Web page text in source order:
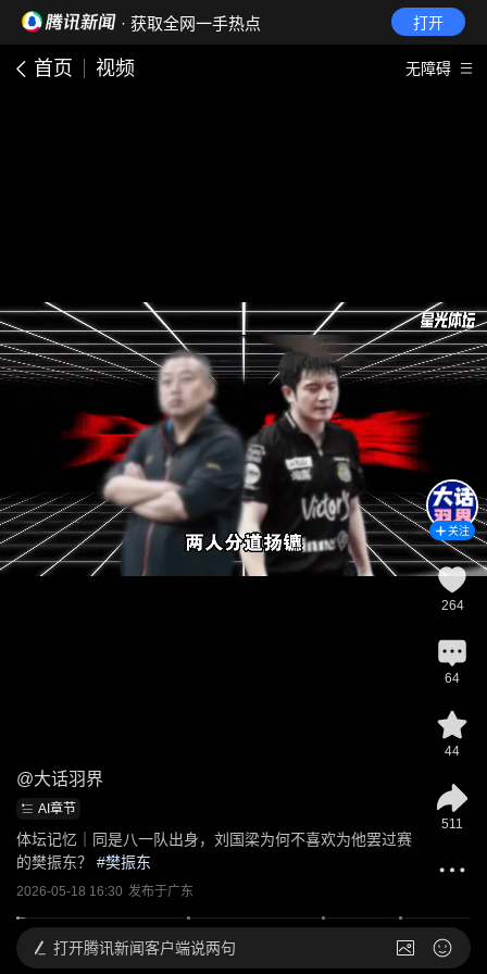
· 获取全网一手热点 打开
首页 视频 无障碍
@大话羽界
AI章节
体坛记忆｜同是八一队出身，刘国梁为何不喜欢为他罢过赛
的樊振东？
#樊振东
2026-05-18 16:30 发布于广东
关注
264
64
44
511
打开腾讯新闻客户端说两句